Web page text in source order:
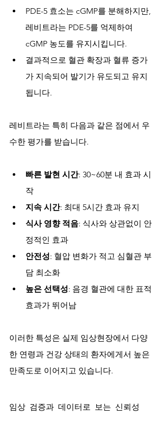
PDE-5 효소는 cGMP를 분해하지만,
레비트라는 PDE-5를 억제하여
cGMP 농도를 유지시킵니다.
결과적으로 혈관 확장과 혈류 증가
가 지속되어 발기가 유도되고 유지
됩니다.
레비트라는 특히 다음과 같은 점에서 우
수한 평가를 받습니다.
빠른 발현 시간: 30~60분 내 효과 시
작
지속 시간: 최대 5시간 효과 유지
식사 영향 적음: 식사와 상관없이 안
정적인 효과
안전성: 혈압 변화가 적고 심혈관 부
담 최소화
높은 선택성: 음경 혈관에 대한 표적
효과가 뛰어남
이러한 특성은 실제 임상현장에서 다양
한 연령과 건강 상태의 환자에게서 높은
만족도로 이어지고 있습니다.
임상 검증과 데이터로 보는 신뢰성